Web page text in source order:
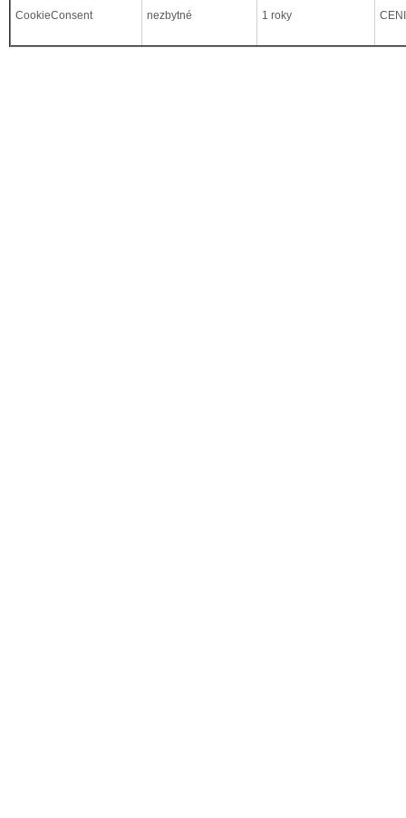
CookieConsent nezbytné 1 roky